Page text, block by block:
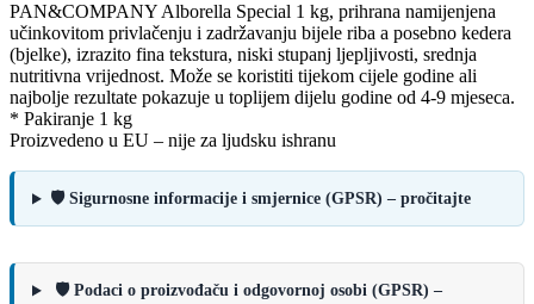
PAN&COMPANY Alborella Special 1 kg, prihrana namijenjena
učinkovitom privlačenju i zadržavanju bijele riba a posebno kedera
(bjelke), izrazito fina tekstura, niski stupanj ljepljivosti, srednja
nutritivna vrijednost. Može se koristiti tijekom cijele godine ali
najbolje rezultate pokazuje u toplijem dijelu godine od 4-9 mjeseca.
* Pakiranje 1 kg
Proizvedeno u EU – nije za ljudsku ishranu
🛡️ Sigurnosne informacije i smjernice (GPSR) – pročitajte
🛡️ Podaci o proizvođaču i odgovornoj osobi (GPSR) –